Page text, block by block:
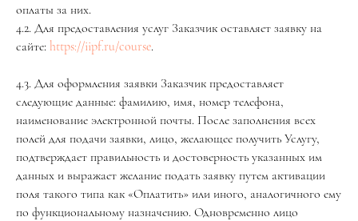
оплаты за них.
4.2. Для предоставления услуг Заказчик оставляет заявку на
сайте: https://iipf.ru/course.
4.3. Для оформления заявки Заказчик предоставляет
следующие данные: фамилию, имя, номер телефона,
наименование электронной почты. После заполнения всех
полей для подачи заявки, лицо, желающее получить Услугу,
подтверждает правильность и достоверность указанных им
данных и выражает желание подать заявку путем активации
поля такого типа как «Оплатить» или иного, аналогичного ему
по функциональному назначению. Одновременно лицо